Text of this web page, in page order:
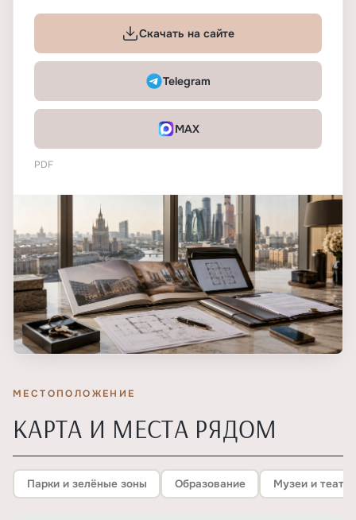
Скачать на сайте
Telegram
MAX
PDF
МЕСТОПОЛОЖЕНИЕ
КАРТА И МЕСТА РЯДОМ
Парки и зелёные зоны Образование Музеи и